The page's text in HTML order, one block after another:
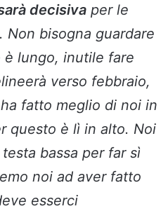
decisiva per le
bisogna guardare
lungo, inutile fare
verso febbraio,
fatto meglio di noi in
questo è lì in alto. Noi
bassa per far sì
noi ad aver fatto
esserci